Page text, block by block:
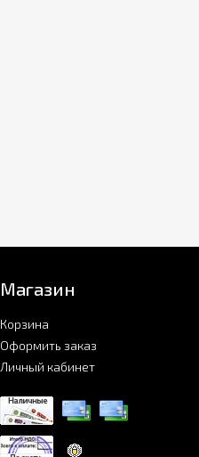
Магазин
Корзина
Оформить заказ
Личный кабинет